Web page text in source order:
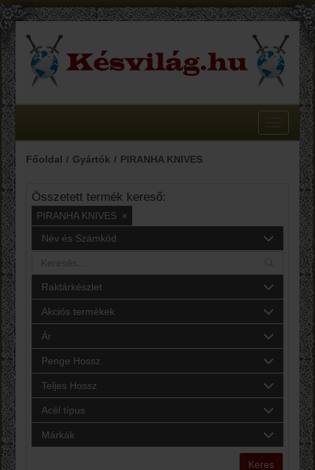
Toggle
Főoldal
Gyártók PIRANHA KNIVES
Összetett termék kereső:
PIRANHA KNIVES ×
Név és Számkód
Raktárkészlet
Akciós termékek
Ár
Penge Hossz
Teljes Hossz
Acél típus
Márkák
Keres